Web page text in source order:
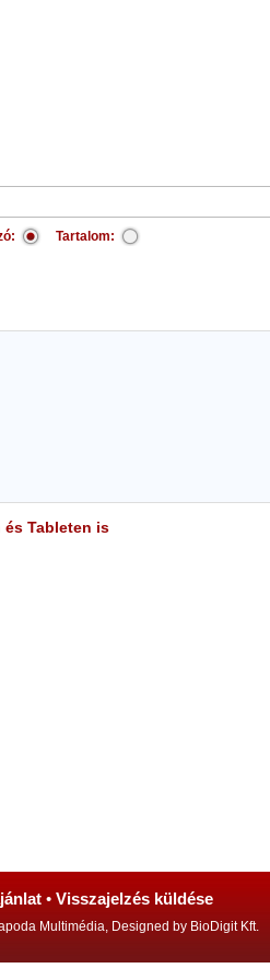
Tartalom:
Tableten is
• Visszajelzés küldése
Multimédia, Designed by BioDigit Kft.